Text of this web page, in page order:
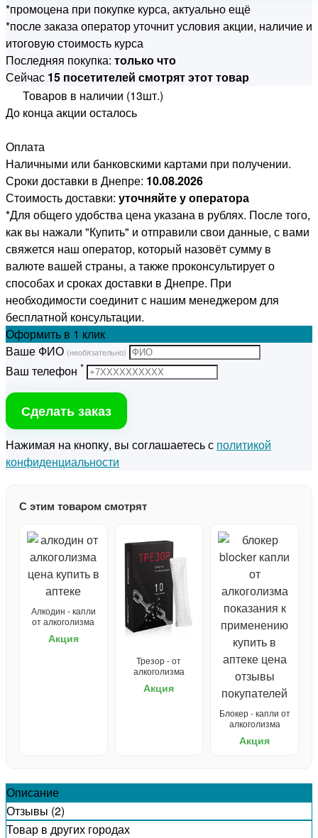
*промоцена при покупке курса, актуально ещё
*после заказа оператор уточнит условия акции, наличие и
итоговую стоимость курса
Последняя покупка: только что
Сейчас 15 посетителей смотрят этот товар
Товаров в наличии (13шт.)
До конца акции осталось
Оплата
Наличными или банковскими картами при получении.
Сроки доставки в Днепре: 10.08.2026
Стоимость доставки: уточняйте у оператора
*Для общего удобства цена указана в рублях. После того,
как вы нажали "Купить" и отправили свои данные, с вами
свяжется наш оператор, который назовёт сумму в
валюте вашей страны, а также проконсультирует о
способах и сроках доставки в Днепре. При
необходимости соединит с нашим менеджером для
бесплатной консультации.
Оформить в 1 клик
Ваше ФИО (необязательно)
Ваш телефон *
Сделать заказ
Нажимая на кнопку, вы соглашаетесь с политикой
конфиденциальности
С этим товаром смотрят
Алкодин - капли
от алкоголизма
Акция
Трезор - от
алкоголизма
Акция
Блокер - капли от
алкоголизма
Акция
Описание
Отзывы (2)
Товар в других городах